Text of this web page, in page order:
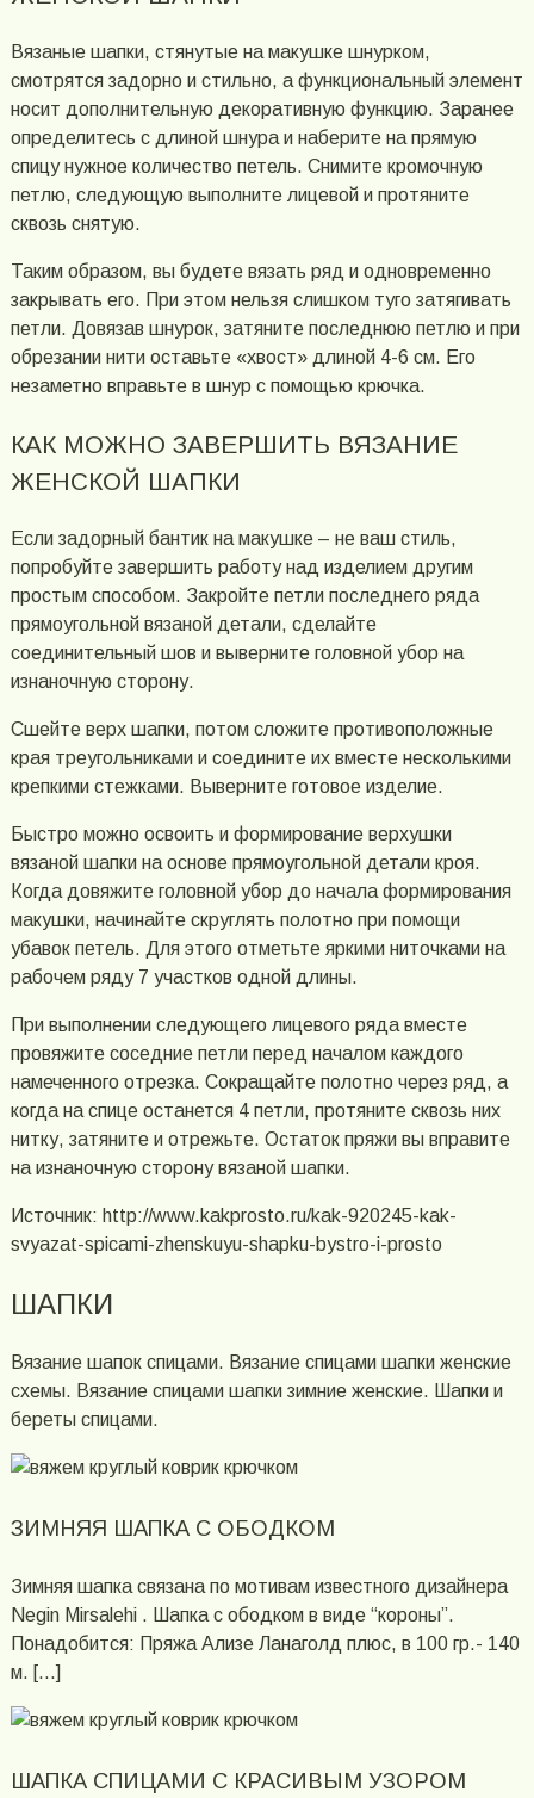
Вязаные шапки, стянутые на макушке шнурком,
смотрятся задорно и стильно, а функциональный элемент
носит дополнительную декоративную функцию. Заранее
определитесь с длиной шнура и наберите на прямую
спицу нужное количество петель. Снимите кромочную
петлю, следующую выполните лицевой и протяните
сквозь снятую.
Таким образом, вы будете вязать ряд и одновременно
закрывать его. При этом нельзя слишком туго затягивать
петли. Довязав шнурок, затяните последнюю петлю и при
обрезании нити оставьте «хвост» длиной 4-6 см. Его
незаметно вправьте в шнур с помощью крючка.
КАК МОЖНО ЗАВЕРШИТЬ ВЯЗАНИЕ
ЖЕНСКОЙ ШАПКИ
Если задорный бантик на макушке – не ваш стиль,
попробуйте завершить работу над изделием другим
простым способом. Закройте петли последнего ряда
прямоугольной вязаной детали, сделайте
соединительный шов и выверните головной убор на
изнаночную сторону.
Сшейте верх шапки, потом сложите противоположные
края треугольниками и соедините их вместе несколькими
крепкими стежками. Выверните готовое изделие.
Быстро можно освоить и формирование верхушки
вязаной шапки на основе прямоугольной детали кроя.
Когда довяжите головной убор до начала формирования
макушки, начинайте скруглять полотно при помощи
убавок петель. Для этого отметьте яркими ниточками на
рабочем ряду 7 участков одной длины.
При выполнении следующего лицевого ряда вместе
провяжите соседние петли перед началом каждого
намеченного отрезка. Сокращайте полотно через ряд, а
когда на спице останется 4 петли, протяните сквозь них
нитку, затяните и отрежьте. Остаток пряжи вы вправите
на изнаночную сторону вязаной шапки.
Источник: http://www.kakprosto.ru/kak-920245-kak-
svyazat-spicami-zhenskuyu-shapku-bystro-i-prosto
ШАПКИ
Вязание шапок спицами. Вязание спицами шапки женские
схемы. Вязание спицами шапки зимние женские. Шапки и
береты спицами.
ЗИМНЯЯ ШАПКА С ОБОДКОМ
Зимняя шапка связана по мотивам известного дизайнера
Negin Mirsalehi . Шапка с ободком в виде “короны”.
Понадобится: Пряжа Ализе Ланаголд плюс, в 100 гр.- 140
м. […]
ШАПКА СПИЦАМИ С КРАСИВЫМ УЗОРОМ